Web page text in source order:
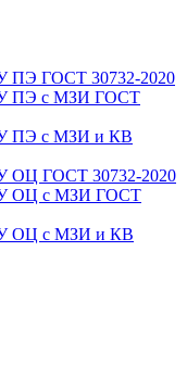
ПЭ ГОСТ 30732-2020
ПЭ с МЗИ ГОСТ
ПЭ с МЗИ и КВ
ОЦ ГОСТ 30732-2020
ОЦ с МЗИ ГОСТ
ОЦ с МЗИ и КВ